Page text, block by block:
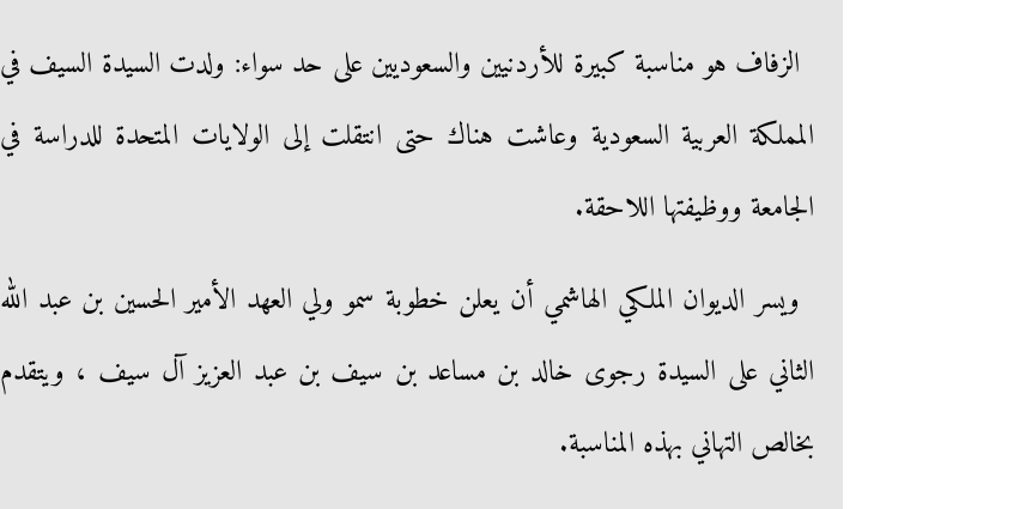
الزفاف هو مناسبة كبيرة للأردنيين والسعوديين على حد سواء: ولدت السيدة السيف في
المملكة العربية السعودية وعاشت هناك حتى انتقلت إلى الولايات المتحدة للدراسة في
الجامعة ووظيفتها اللاحقة.
ويسر الديوان الملكي الهاشمي أن يعلن خطوبة سمو ولي العهد الأمير الحسين بن عبد الله
الثاني على السيدة رجوى خالد بن مساعد بن سيف بن عبد العزيز آل سيف ، ويتقدم
بخالص التهاني بهذه المناسبة.